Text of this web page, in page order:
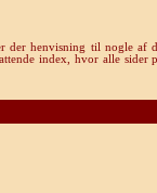
der henvisning til nogle af
index, hvor alle sider